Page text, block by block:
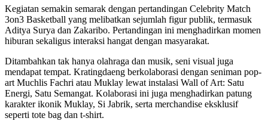
Kegiatan semakin semarak dengan pertandingan Celebrity Match
3on3 Basketball yang melibatkan sejumlah figur publik, termasuk
Aditya Surya dan Zakaribo. Pertandingan ini menghadirkan momen
hiburan sekaligus interaksi hangat dengan masyarakat.
Ditambahkan tak hanya olahraga dan musik, seni visual juga
mendapat tempat. Kratingdaeng berkolaborasi dengan seniman pop-
art Muchlis Fachri atau Muklay lewat instalasi Wall of Art: Satu
Energi, Satu Semangat. Kolaborasi ini juga menghadirkan patung
karakter ikonik Muklay, Si Jabrik, serta merchandise eksklusif
seperti tote bag dan t-shirt.